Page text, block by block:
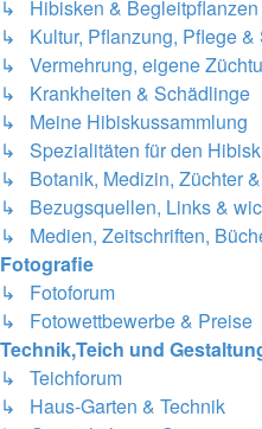
↳ Hibisken & Begleitpflanzen
↳ Kultur, Pflanzung, Pflege &
↳ Vermehrung, eigene
↳ Krankheiten & Schädlinge
↳ Meine Hibiskussammlung
↳ Spezialitäten für den
↳ Botanik, Medizin, Züchter
↳ Bezugsquellen, Links &
↳ Medien, Zeitschriften,
Fotografie
↳ Fotoforum
↳ Fotowettbewerbe & Preise
Technik,Teich und
↳ Teichforum
↳ Haus-Garten & Technik